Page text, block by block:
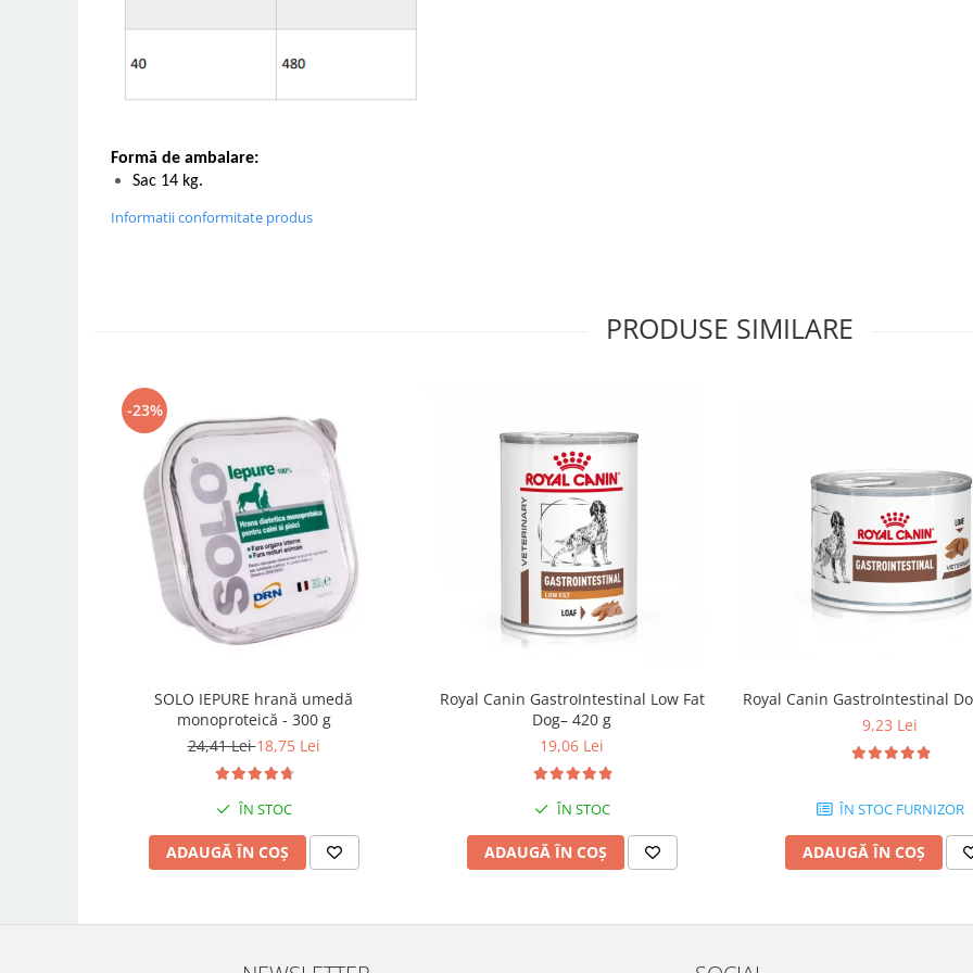
Formă de ambalare:
Sac 14 kg.
Informatii conformitate produs
PRODUSE SIMILARE
-23%
SOLO IEPURE hrană umedă
monoproteică - 300 g
24,41 Lei18,75 Lei
ÎN STOC
ADAUGĂ ÎN COȘ
Royal Canin GastroIntestinal Low Fat
Dog– 420 g
19,06 Lei
ÎN STOC
ADAUGĂ ÎN COȘ
Royal Canin GastroIntestinal
9,23 Lei
ÎN STOC FURNIZOR
ADAUGĂ ÎN COȘ